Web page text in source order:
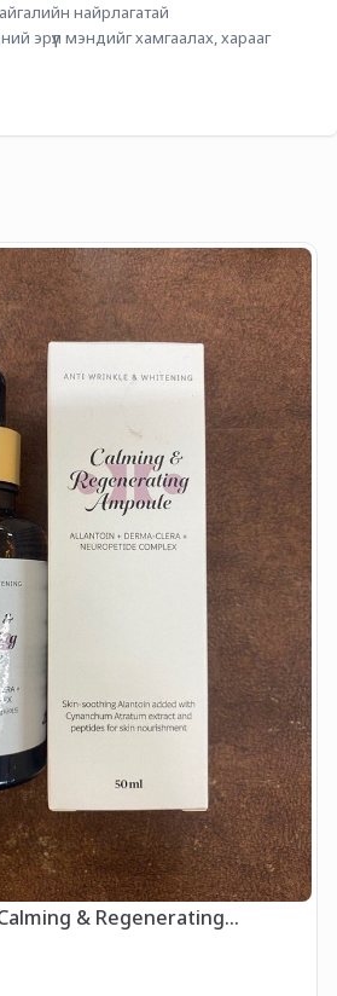
найрлагатай
эрүүл мэндийг хамгаалах, харааг
& Regenerating